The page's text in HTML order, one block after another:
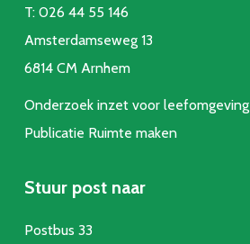
T: 026 44 55 146
Amsterdamseweg 13
6814 CM Arnhem
Onderzoek inzet voor leefomgeving
Publicatie Ruimte maken
Stuur post naar
Postbus 33